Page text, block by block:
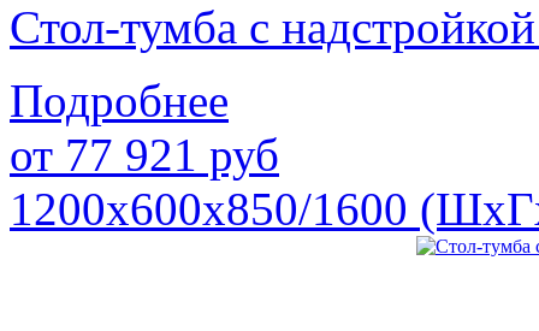
Стол-тумба с
Подробнее
от 77 921 руб
1200х600х850/1600